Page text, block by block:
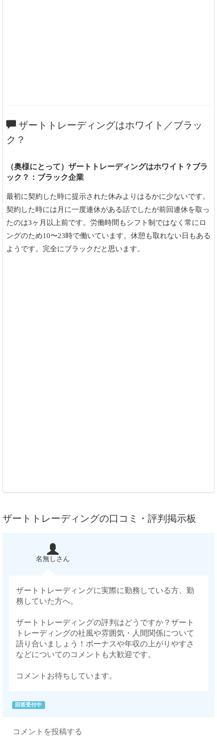
ザートトレーディングはホワイト／ブラッ
ク？
（奥様にとって）ザートトレーディングはホワイト？ブラ
ック？：ブラック企業
最初に契約した時に提示された休みよりはるかに少ないです。
契約した時には月に一度連休がある話でしたが前回連休を取っ
たのは3ヶ月以上前です。労働時間もシフト制ではなく常にロ
ングのため10〜23時で働いています。休憩も取れない日もある
ようです。完全にブラックだと思います。
ザートトレーディングの口コミ・評判掲示板
名無しさん
ザートトレーディングに実際に勤務している方、勤
務していた方へ。
ザートトレーディングの評判はどうですか？ザート
トレーディングの社風や雰囲気・人間関係について
語り合いましょう！ボーナスや年収の上がりやすさ
などについてのコメントも大歓迎です。
コメントお待ちしています。
回答受付中
コメントを投稿する